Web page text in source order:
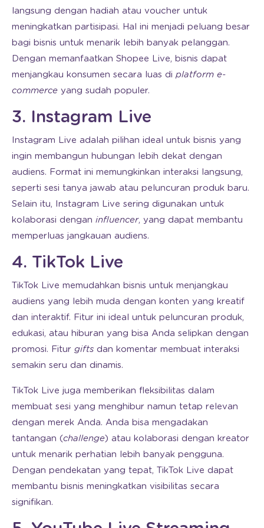
langsung dengan hadiah atau voucher untuk
meningkatkan partisipasi. Hal ini menjadi peluang besar
bagi bisnis untuk menarik lebih banyak pelanggan.
Dengan memanfaatkan Shopee Live, bisnis dapat
menjangkau konsumen secara luas di platform e-
commerce yang sudah populer.
3. Instagram Live
Instagram Live adalah pilihan ideal untuk bisnis yang
ingin membangun hubungan lebih dekat dengan
audiens. Format ini memungkinkan interaksi langsung,
seperti sesi tanya jawab atau peluncuran produk baru.
Selain itu, Instagram Live sering digunakan untuk
kolaborasi dengan influencer, yang dapat membantu
memperluas jangkauan audiens.
4. TikTok Live
TikTok Live memudahkan bisnis untuk menjangkau
audiens yang lebih muda dengan konten yang kreatif
dan interaktif. Fitur ini ideal untuk peluncuran produk,
edukasi, atau hiburan yang bisa Anda selipkan dengan
promosi. Fitur gifts dan komentar membuat interaksi
semakin seru dan dinamis.
TikTok Live juga memberikan fleksibilitas dalam
membuat sesi yang menghibur namun tetap relevan
dengan merek Anda. Anda bisa mengadakan
tantangan (challenge) atau kolaborasi dengan kreator
untuk menarik perhatian lebih banyak pengguna.
Dengan pendekatan yang tepat, TikTok Live dapat
membantu bisnis meningkatkan visibilitas secara
signifikan.